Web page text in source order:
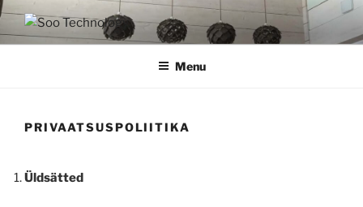
Skip
contentSOO TECHNOLOGY
Kvaliteetne laserlõikus
Menu
PRIVAATSUSPOLIITIKA
Üldsätted